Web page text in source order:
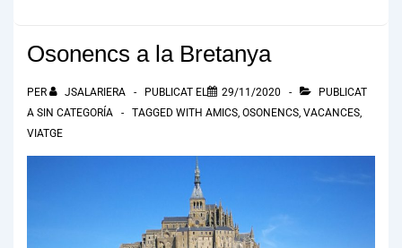
Osonencs a la Bretanya
PER JSALARIERA PUBLICAT EL 29/11/2020
PUBLICAT
A SIN CATEGORÍA TAGGED WITH AMICS OSONENCS VACANCES
VIATGE